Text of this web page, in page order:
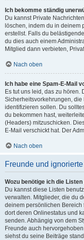
Ich bekomme ständig
Du kannst Private
löschen, indem du in deinem
erstellst. Falls du
du dies auch einem
Mitglied dann verbieten,
Nach oben
Ich habe eine Spam-E-Mail
Es tut uns leid, das zu hören.
Sicherheitsvorkehrungen,
identifizieren sollen. Du
du bekommen hast,
(Headers) mitzuschicken.
E-Mail verschickt hat. Der
Nach oben
Freunde und
Wozu benötige ich die
Du kannst diese Listen
verwalten. Mitglieder, die du
deinem persönlichen Bereich
dort deren Onlinestatus und
senden. Abhängig von dem
Freunde auch
siehst du seine Beiträge